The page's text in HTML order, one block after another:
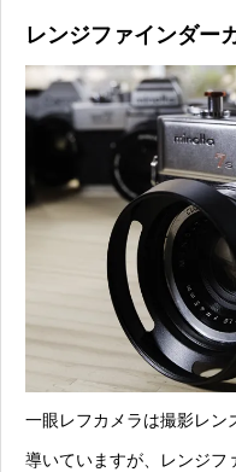
レンジファインダー
一眼レフカメラは撮影レン
導いていますが、レンジフ